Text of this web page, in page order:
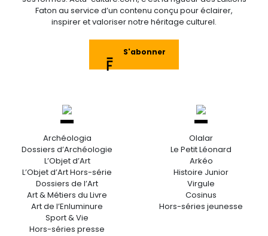
Faton au service d’un contenu conçu pour éclairer,
inspirer et valoriser notre héritage culturel.
S'abonner
Archéologia
Dossiers d’Archéologie
L’Objet d’Art
L’Objet d’Art Hors-série
Dossiers de l’Art
Art & Métiers du Livre
Art de l’Enluminure
Sport & Vie
Hors-séries presse
Olalar
Le Petit Léonard
Arkéo
Histoire Junior
Virgule
Cosinus
Hors-séries jeunesse